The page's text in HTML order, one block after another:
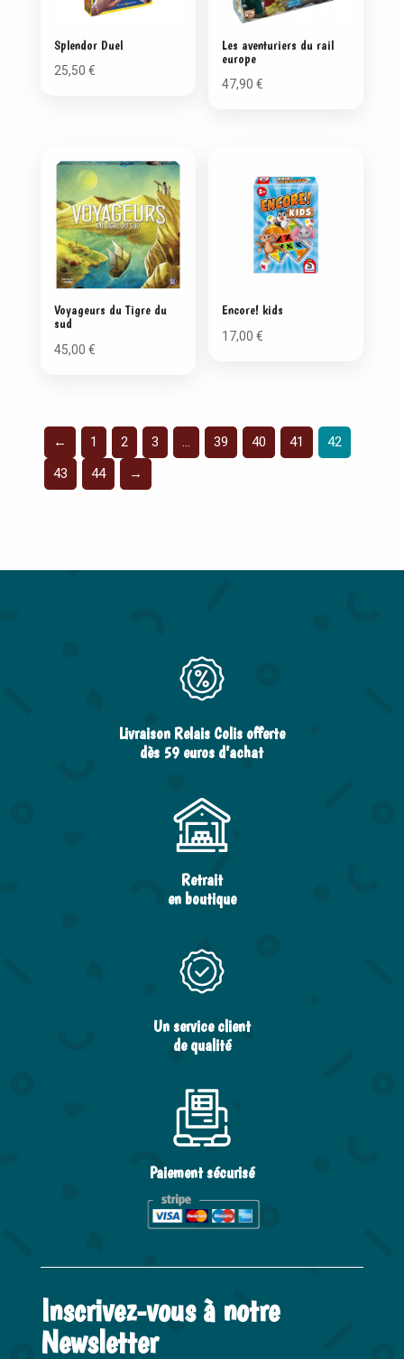
Splendor Duel
25,50 €
Les aventuriers du rail
europe
47,90€
Voyageurs du Tigre du
sud
45,00 €
Encore! kids
17,00€
← 1 2 3 … 39 40 41
42
43
44 →
Livraison Relais Colis offerte
dès 59 euros d’achat
Retrait
en boutique
Un service client
de qualité
Paiement sécurisé
Inscrivez-vous à notre
Newsletter